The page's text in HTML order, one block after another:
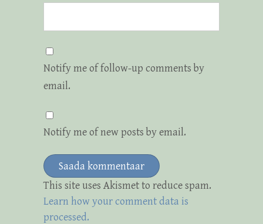
Notify me of follow-up comments by
email.
Notify me of new posts by email.
This site uses Akismet to reduce spam.
Learn how your comment data is
processed.